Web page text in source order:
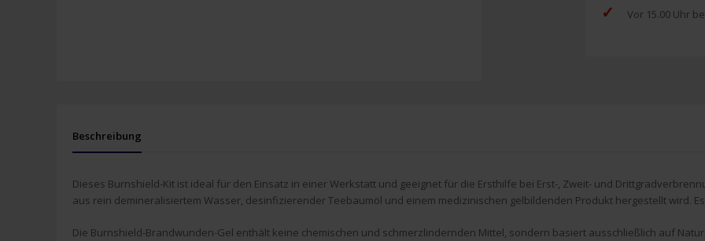
✓ Vor 15.00 Uhr
Beschreibung
Dieses Burnshield-Kit ist ideal für den Einsatz in einer Werkstatt und geeignet für die Ersthilfe bei Erst-, Zweit- und
aus rein demineralisiertem Wasser, desinfizierender Teebaumöl und einem medizinischen gelbildenden Produkt hergestellt wird.
Die Burnshield-Brandwunden-Gel enthält keine chemischen und schmerzlindernden Mittel, sondern basiert ausschließlich auf